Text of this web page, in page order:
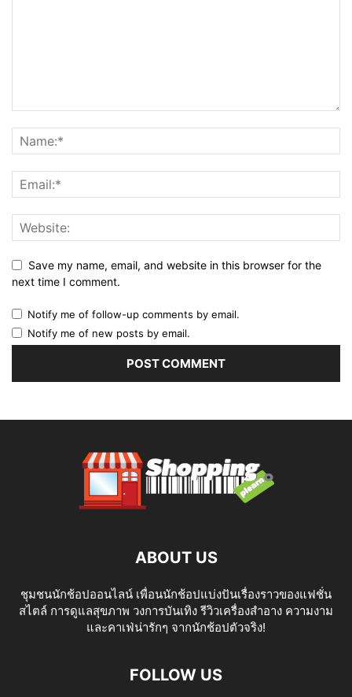
Save my name, email, and website in this browser for the
next time I comment.
Notify me of follow-up comments by email.
Notify me of new posts by email.
ABOUT US
ชุมชนนักช้อปออนไลน์ เพื่อนนักช้อปแบ่งปันเรื่องราวของแฟชั่น
สไตล์ การดูแลสุขภาพ วงการบันเทิง รีวิวเครื่องสำอาง ความงาม
และคาเฟ่น่ารักๆ จากนักช้อปตัวจริง!
FOLLOW US